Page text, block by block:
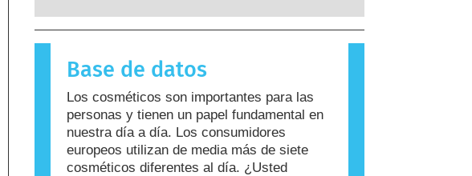
para la mayoría de las personas. Una
sustancia que causa una reacción alérgica se
llama alérgeno. Los cosméticos y productos de
que pueden resultar alergénicos para algunas
personas. Esto no significa que el producto no
sea seguro para que otros lo utilicen.
Base de datos
Los cosméticos son importantes para las
personas y tienen un papel fundamental en
nuestra día a día. Los consumidores
europeos utilizan de media más de siete
cosméticos diferentes al día. ¿Usted